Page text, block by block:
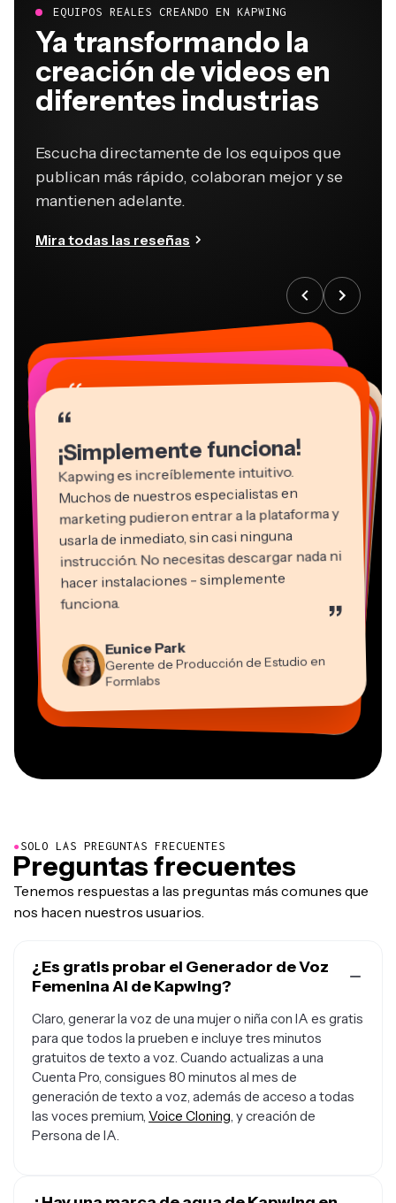
EQUIPOS REALES CREANDO EN KAPWING
Ya transformando la
creación de videos en
diferentes industrias
Escucha directamente de los equipos que
publican más rápido, colaboran mejor y se
mantienen adelante.
Mira todas las reseñas
“
¡Simplemente funciona!
Kapwing es increíblemente intuitivo.
Muchos de nuestros especialistas en
marketing pudieron entrar a la plataforma y
usarla de inmediato, sin casi ninguna
instrucción. No necesitas descargar nada ni
hacer instalaciones - simplemente
funciona. ”
Eunice Park
Gerente de Producción de Estudio en
Formlabs
“
Vannesia Darby
CEO en MOXIE Nashville
“
Grant Taleck
Co-Fundador en
Socio Director en EPATHLON
“
Kerry-lee Farla
Youtuber
Gracie Peng
Director de Contenido
“
Martin James
Editor de video
Heidi Rae
Educación
“
Consultor
“
Mitch Rawlings
Freelancer de Servicios de Información
“
Dina Segovia
Trabajador freelance virtual
●SOLO LAS PREGUNTAS FRECUENTES
Preguntas frecuentes
Tenemos respuestas a las preguntas más comunes que
nos hacen nuestros usuarios.
¿Es gratis probar el Generador de Voz
Femenina AI de Kapwing?
Claro, generar la voz de una mujer o niña con IA es gratis
para que todos la prueben e incluye tres minutos
gratuitos de texto a voz. Cuando actualizas a una
Cuenta Pro, consigues 80 minutos al mes de
generación de texto a voz, además de acceso a todas
las voces premium, Voice Cloning, y creación de
Persona de IA.